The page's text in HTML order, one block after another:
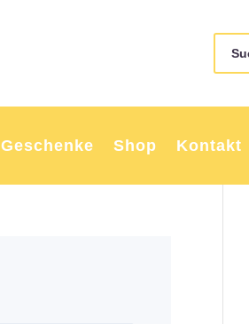
Geschenke Shop Kontakt